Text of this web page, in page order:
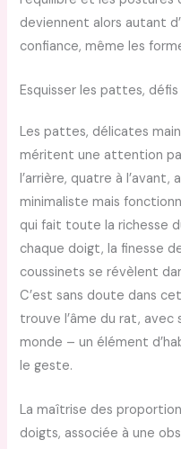
deviennent alors autant
confiance, même les
Esquisser les pattes,
Les pattes, délicates
méritent une attention
l’arrière, quatre à l’avant,
minimaliste mais
qui fait toute la richesse
chaque doigt, la finesse
coussinets se révèlent
C’est sans doute dans
trouve l’âme du rat, avec
monde – un élément
le geste.
La maîtrise des
doigts, associée à une